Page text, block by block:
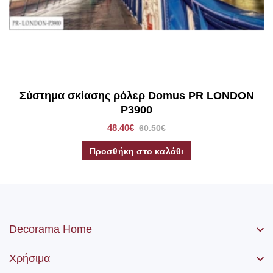
Σύστημα σκίασης ρόλερ Domus PR LONDON
P3900
48.40€ 60.50€
Προσθήκη στο καλάθι
Decorama Home
Χρήσιμα